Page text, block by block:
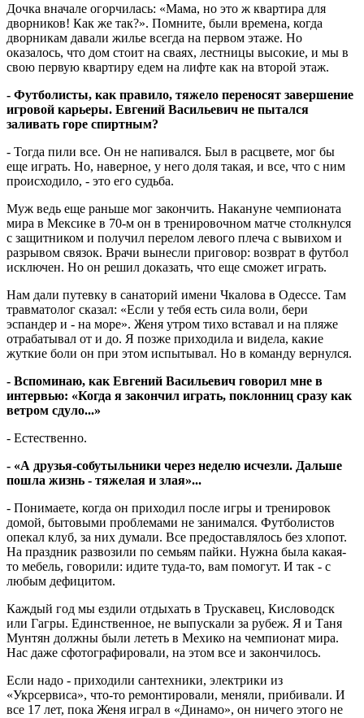
Дочка вначале огорчилась: «Мама, но это ж квартира для
дворников! Как же так?». Помните, были времена, когда
дворникам давали жилье всегда на первом этаже. Но
оказалось, что дом стоит на сваях, лестницы высокие, и мы в
свою первую квартиру едем на лифте как на второй этаж.
- Футболисты, как правило, тяжело переносят завершение
игровой карьеры. Евгений Васильевич не пытался
заливать горе спиртным?
- Тогда пили все. Он не напивался. Был в расцвете, мог бы
еще играть. Но, наверное, у него доля такая, и все, что с ним
происходило, - это его судьба.
Муж ведь еще раньше мог закончить. Накануне чемпионата
мира в Мексике в 70-м он в тренировочном матче столкнулся
с защитником и получил перелом левого плеча с вывихом и
разрывом связок. Врачи вынесли приговор: возврат в футбол
исключен. Но он решил доказать, что еще сможет играть.
Нам дали путевку в санаторий имени Чкалова в Одессе. Там
травматолог сказал: «Если у тебя есть сила воли, бери
эспандер и - на море». Женя утром тихо вставал и на пляже
отрабатывал от и до. Я позже приходила и видела, какие
жуткие боли он при этом испытывал. Но в команду вернулся.
- Вспоминаю, как Евгений Васильевич говорил мне в
интервью: «Когда я закончил играть, поклонниц сразу как
ветром сдуло...»
- Естественно.
- «А друзья-собутыльники через неделю исчезли. Дальше
пошла жизнь - тяжелая и злая»...
- Понимаете, когда он приходил после игры и тренировок
домой, бытовыми проблемами не занимался. Футболистов
опекал клуб, за них думали. Все предоставлялось без хлопот.
На праздник развозили по семьям пайки. Нужна была какая-
то мебель, говорили: идите туда-то, вам помогут. И так - с
любым дефицитом.
Каждый год мы ездили отдыхать в Трускавец, Кисловодск
или Гагры. Единственное, не выпускали за рубеж. Я и Таня
Мунтян должны были лететь в Мехико на чемпионат мира.
Нас даже сфотографировали, на этом все и закончилось.
Если надо - приходили сантехники, электрики из
«Укрсервиса», что-то ремонтировали, меняли, прибивали. И
все 17 лет, пока Женя играл в «Динамо», он ничего этого не